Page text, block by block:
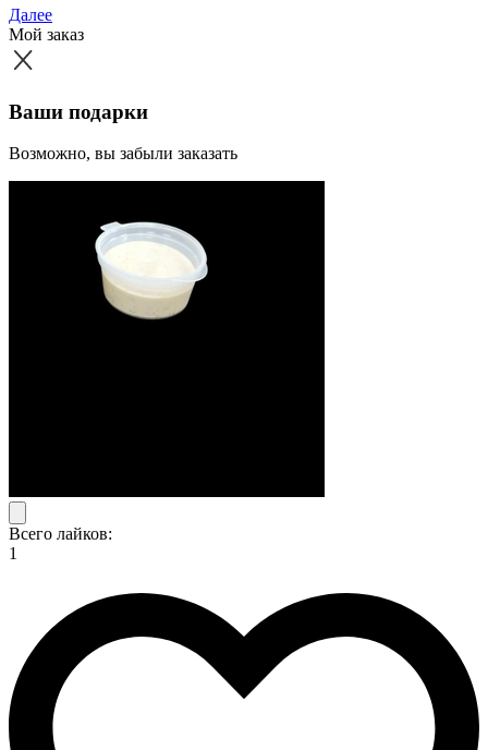
Далее
Мой заказ
Ваши подарки
Возможно, вы забыли заказать
Всего лайков:
1